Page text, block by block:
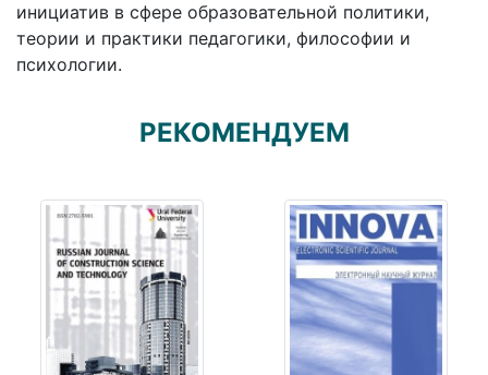
инициатив в сфере образовательной политики,
теории и практики педагогики, философии и
психологии.
РЕКОМЕНДУЕМ